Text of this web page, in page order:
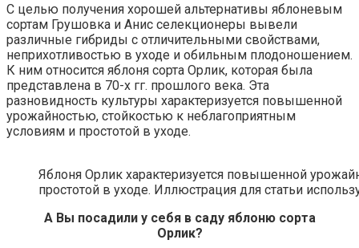
С целью получения хорошей альтернативы яблоневым
сортам Грушовка и Анис селекционеры вывели
различные гибриды с отличительными свойствами,
неприхотливостью в уходе и обильным плодоношением.
К ним относится яблоня сорта Орлик, которая была
представлена в 70-х гг. прошлого века. Эта
разновидность культуры характеризуется повышенной
урожайностью, стойкостью к неблагоприятным
условиям и простотой в уходе.
Яблоня Орлик характеризуется повышенной
простотой в уходе. Иллюстрация для статьи
А Вы посадили у себя в саду яблоню сорта
Орлик?